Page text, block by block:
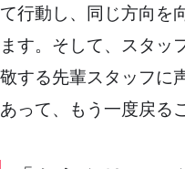
て行動し、同じ方向を
ます。そして、スタッ
敬する先輩スタッフに
あって、もう一度戻る